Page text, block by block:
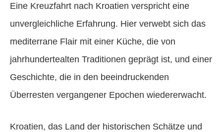
Eine Kreuzfahrt nach Kroatien verspricht eine
unvergleichliche Erfahrung. Hier verwebt sich das
mediterrane Flair mit einer Küche, die von
jahrhundertealten Traditionen geprägt ist, und einer
Geschichte, die in den beeindruckenden
Überresten vergangener Epochen wiedererwacht.
Kroatien, das Land der historischen Schätze und